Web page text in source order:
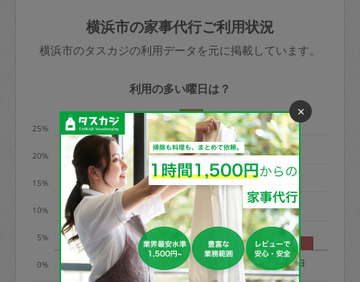
依頼者不在による当日キャンセル＝依頼
金額の100%＋交通費全額
※例：依頼日時／土曜日午前9時開始の場
合、水曜日午前9時以降はキャンセル料が
発生
水曜日9時〜金曜日9時まで＝依頼料金の
50%
金曜日9時～土曜日8時まで＝依頼金額の
100%
土曜日8時〜実施時間＝依頼金額の100%
＋交通費全額
依頼者不在による当日キャンセル＝依頼
きた場合は損害保険の対象外となるので
ご注意ください。
玉、など
あわせてこちらも参照ください：初めて
はありますか？
横浜市の家事代行ご利用状況
横浜市のタスカジの利用データを元に掲載しています。
利用の多い曜日は？
0%
5%
10%
15%
20%
25%
月 火 木 日
×